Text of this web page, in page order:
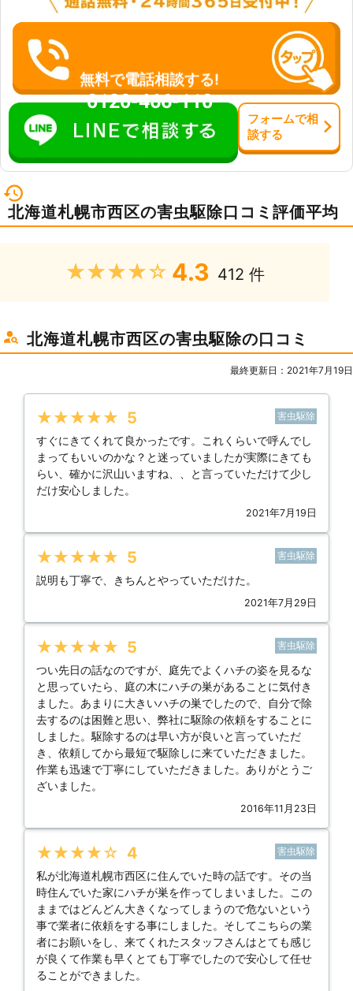
無料で電話相談する!
0120-466-110
フォームで相
談する
北海道札幌市西区の害虫駆除口コミ評価平均
★★★★★ 4.3 412 件
北海道札幌市西区の害虫駆除の口コミ
最終更新日：2021年7月19日
★★★★★ 5 害虫駆除
すぐにきてくれて良かったです。これくらいで呼んでし
まってもいいのかな？と迷っていましたが実際にきても
らい、確かに沢山いますね、、と言っていただけて少し
だけ安心しました。
2021年7月19日
★★★★★ 5 害虫駆除
説明も丁寧で、きちんとやっていただけた。
2021年7月29日
★★★★★ 5 害虫駆除
つい先日の話なのですが、庭先でよくハチの姿を見るな
と思っていたら、庭の木にハチの巣があることに気付き
ました。あまりに大きいハチの巣でしたので、自分で除
去するのは困難と思い、弊社に駆除の依頼をすることに
しました。駆除するのは早い方が良いと言っていただ
き、依頼してから最短で駆除しに来ていただきました。
作業も迅速で丁寧にしていただきました。ありがとうご
ざいました。
2016年11月23日
★★★★★ 4 害虫駆除
私が北海道札幌市西区に住んでいた時の話です。その当
時住んでいた家にハチが巣を作ってしまいました。この
ままではどんどん大きくなってしまうので危ないという
事で業者に依頼をする事にしました。そしてこちらの業
者にお願いをし、来てくれたスタッフさんはとても感じ
が良くて作業も早くとても丁寧でしたので安心して任せ
ることができました。